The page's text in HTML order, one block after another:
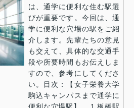
は、通学に便利な住む駅選
びが重要です。今回は、通
学に便利な穴場の駅をご紹
介します。先輩たちの意見
も交えて、具体的な交通手
段や所要時間もお伝えしま
すので、参考にしてくださ
い。目次：【女子栄養大学
駒込キャンパスまで通学に
便利な穴場駅】 1.板橋駅